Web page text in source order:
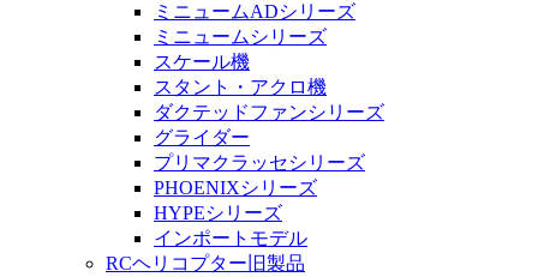
ミニュームADシリーズ
ミニュームシリーズ
スケール機
スタント・アクロ機
ダクテッドファンシリーズ
グライダー
プリマクラッセシリーズ
PHOENIXシリーズ
HYPEシリーズ
インポートモデル
RCヘリコプター旧製品